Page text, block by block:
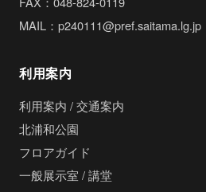
MAIL：p240111@pref.saitama.lg.jp
利用案内
利用案内 / 交通案内
北浦和公園
フロアガイド
一般展示室 / 講堂